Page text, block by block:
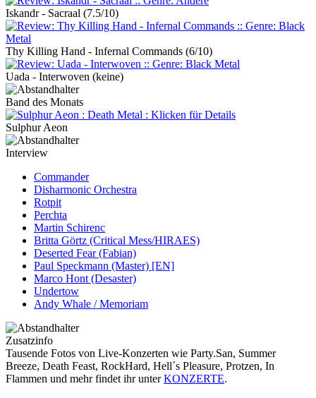
Iskandr - Sacraal (7.5/10)
Thy Killing Hand - Infernal Commands (6/10)
Uada - Interwoven (keine)
Band des Monats
Sulphur Aeon
Interview
Commander
Disharmonic Orchestra
Rotpit
Perchta
Martin Schirenc
Britta Görtz (Critical Mess/HIRAES)
Deserted Fear (Fabian)
Paul Speckmann (Master) [EN]
Marco Hont (Desaster)
Undertow
Andy Whale / Memoriam
Zusatzinfo
Tausende Fotos von Live-Konzerten wie Party.San, Summer
Breeze, Death Feast, RockHard, Hell´s Pleasure, Protzen, In
Flammen und mehr findet ihr unterKONZERTE.